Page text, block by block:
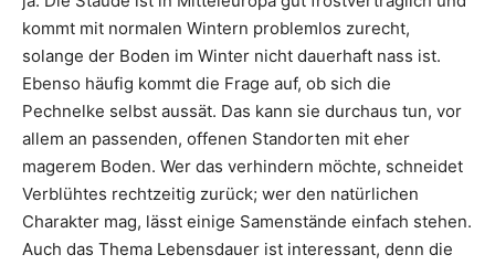
kommt mit normalen Wintern problemlos zurecht,
solange der Boden im Winter nicht dauerhaft nass ist.
Ebenso häufig kommt die Frage auf, ob sich die
Pechnelke selbst aussät. Das kann sie durchaus tun, vor
allem an passenden, offenen Standorten mit eher
magerem Boden. Wer das verhindern möchte, schneidet
Verblühtes rechtzeitig zurück; wer den natürlichen
Charakter mag, lässt einige Samenstände einfach stehen.
Auch das Thema Lebensdauer ist interessant, denn die